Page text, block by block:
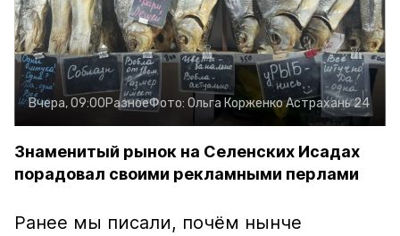
Вчера, 09:00РазноеФото: Ольга КорженкоАстрахань 24
Знаменитый рынок на Селенских Исадах
порадовал своими рекламными перлами
Ранее мы писали, почём нынче